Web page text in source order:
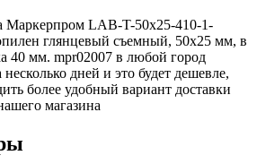
Маркерпром LAB-T-50x25-410-1-
глянцевый съемный, 50х25 мм, в
40 мм. mpr02007 в любой город
дней и это будет дешевле,
более удобный вариант доставки
магазина